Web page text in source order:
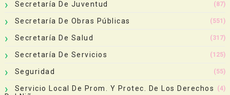
Secretaría De Juventud (87)
Secretaría De Obras Públicas (551)
Secretaría De Salud (317)
Secretaría De Servicios (125)
Seguridad (55)
Servicio Local De Prom. Y Protec. De Los Derechos
(4)